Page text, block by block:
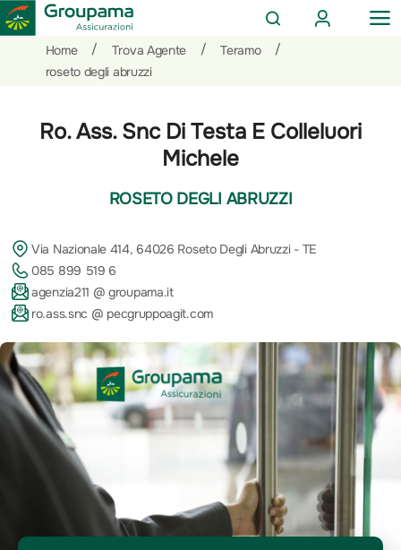
CERCA
AREA
CLIENTI
Home
/ Trova Agente / Teramo
/
roseto degli abruzzi
Ro. Ass. Snc Di Testa E Colleluori
Michele
ROSETO DEGLI ABRUZZI
Via Nazionale 414, 64026 Roseto Degli Abruzzi - TE
085 899 519 6
agenzia211 @ groupama.it
ro.ass.snc @ pecgruppoagit.com